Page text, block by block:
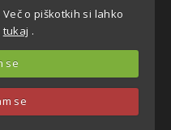
o piškotkih si lahko
tukaj .
se
se